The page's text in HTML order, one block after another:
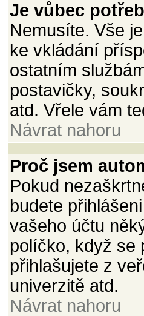
Je vůbec
Nemusíte. Vše
ke vkládání
ostatním
postavičky,
atd. Vřele vám
Návrat nahoru
Proč jsem
Pokud
budete
vašeho účtu
políčko, když se
přihlašujete z
univerzitě atd.
Návrat nahoru